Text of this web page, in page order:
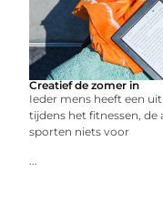
Creatief de zomer in
Ieder mens heeft een
tijdens het fitnessen, de
sporten niets voor
...